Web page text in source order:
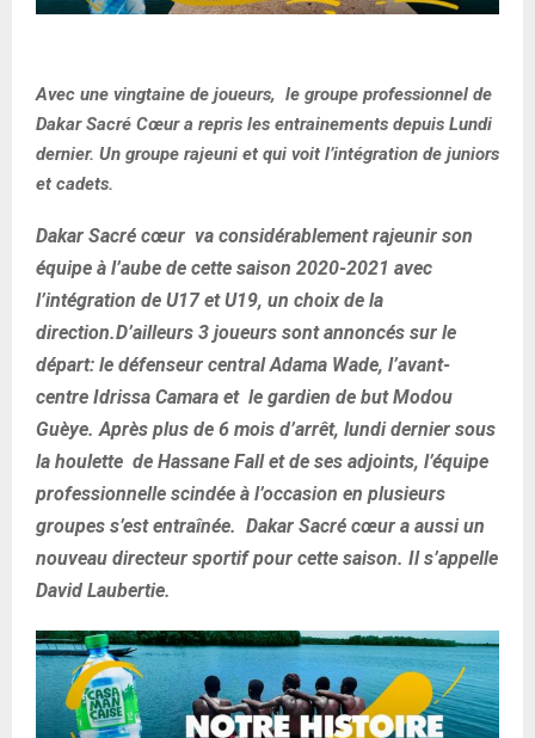
Avec une vingtaine de joueurs, le groupe professionnel de
Dakar Sacré Cœur a repris les entrainements depuis Lundi
dernier. Un groupe rajeuni et qui voit l’intégration de juniors
et cadets.
Dakar Sacré cœur va considérablement rajeunir son
équipe à l’aube de cette saison 2020-2021 avec
l’intégration de U17 et U19, un choix de la
direction.D’ailleurs 3 joueurs sont annoncés sur le
départ: le défenseur central Adama Wade, l’avant-
centre Idrissa Camara et le gardien de but Modou
Guèye. Après plus de 6 mois d’arrêt, lundi dernier sous
la houlette de Hassane Fall et de ses adjoints, l’équipe
professionnelle scindée à l’occasion en plusieurs
groupes s’est entraînée. Dakar Sacré cœur a aussi un
nouveau directeur sportif pour cette saison. Il s’appelle
David Laubertie.